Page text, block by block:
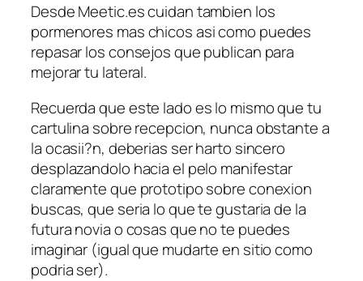
Desde Meetic.es cuidan tambien los
pormenores mas chicos asi­ como puedes
repasar los consejos que publican para
mejorar tu lateral.
Recuerda que este lado es lo mismo que tu
cartulina sobre recepcion, nunca obstante a
la ocasii?n, deberias ser harto sincero
desplazandolo hacia el pelo manifestar
claramente que prototipo sobre conexion
buscas, que seri­a lo que te gustaria de la
futura novia o cosas que no te puedes
imaginar (igual que mudarte en sitio como
podri­a ser).